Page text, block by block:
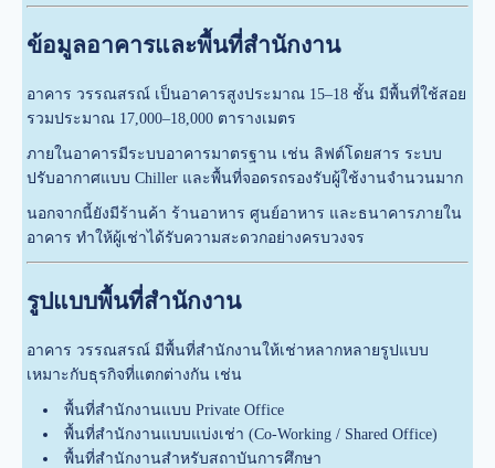
ข้อมูลอาคารและพื้นที่สำนักงาน
อาคาร วรรณสรณ์ เป็นอาคารสูงประมาณ 15–18 ชั้น มีพื้นที่ใช้สอย
รวมประมาณ 17,000–18,000 ตารางเมตร
ภายในอาคารมีระบบอาคารมาตรฐาน เช่น ลิฟต์โดยสาร ระบบ
ปรับอากาศแบบ Chiller และพื้นที่จอดรถรองรับผู้ใช้งานจำนวนมาก
นอกจากนี้ยังมีร้านค้า ร้านอาหาร ศูนย์อาหาร และธนาคารภายใน
อาคาร ทำให้ผู้เช่าได้รับความสะดวกอย่างครบวงจร
รูปแบบพื้นที่สำนักงาน
อาคาร วรรณสรณ์ มีพื้นที่สำนักงานให้เช่าหลากหลายรูปแบบ
เหมาะกับธุรกิจที่แตกต่างกัน เช่น
พื้นที่สำนักงานแบบ Private Office
พื้นที่สำนักงานแบบแบ่งเช่า (Co-Working / Shared Office)
พื้นที่สำนักงานสำหรับสถาบันการศึกษา